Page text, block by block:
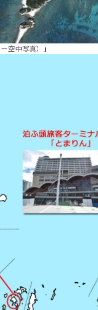
空中写真）」